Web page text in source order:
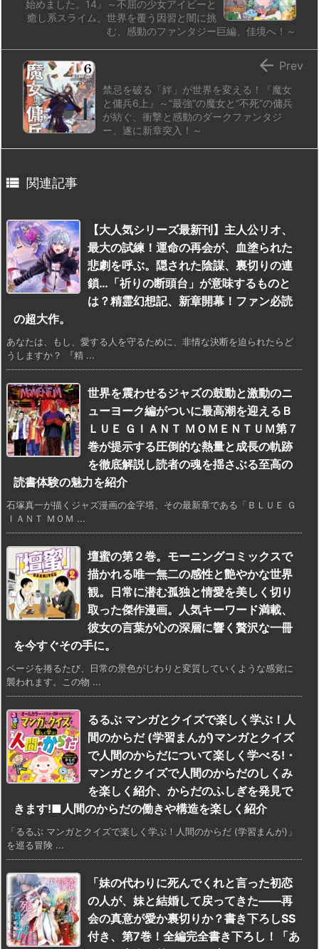
始めました。14』～不屈の少女アイビーと
癒し系スライム、世界を覆う因習と闇に挑
む、感動のファンタジー巨編、佳境へ！～
禁忌を破る「絆」が世界を変える！『魔女
と傭兵6上』～“最強”の魔女と“不死”の傭兵
が紡ぐ、衝撃と感動のダークファンタジ
ー、遂に新章突入！～
 Prev
 関連記事
【大人気シリーズ最新刊】主人公リオ、
最大の試練！運命の再会が、血塗られた
悲劇を呼ぶ。隠された陰謀、裏切りの連
鎖…「祈りの断頭台」が意味するものと
は？精霊幻想記、新章開幕！ファン必読
の超大作。
あなたは、もし、愛する人を守るために、非情な決断を迫られたらど
うしますか？ 『精 ...
世界を震わせるジャズの鼓動と激動のニ
ューヨーク編がついに最高潮を迎えるＢ
ＬＵＥ ＧＩＡＮＴ ＭＯＭＥＮＴＵＭ第７
巻が提示する圧倒的な熱量と成長の軌跡
を徹底解説し読者の魂を揺さぶる至高の
読書体験の魅力を紹介
石塚真一が描くジャズ漫画の金字塔、その最新章である「ＢＬＵＥ Ｇ
ＩＡＮＴ ＭＯＭ ...
壇蜜の第２巻。モーニングコミックスで
描かれる唯一無二の感性と艶やかな世界
観。日常に潜む孤独と情愛を美しく切り
取った傑作漫画。人気キーワード満載、
彼女の言葉が心の深層に響く贅沢な一冊
を今すぐその手に。
ページを捲るたび、日常の景色がじわりと変質していくような感覚に
襲われます。この物 ...
るるぶ マンガとクイズで楽しく学ぶ！人
間のからだ (学習まんが)マンガとクイズ
で人間のからだについて楽しく学べる!・
マンガとクイズで人間のからだのしくみ
を楽しく紹介、からだのふしぎを発見で
きます!■人間のからだの働きや構造を楽しく紹介
「るるぶ マンガとクイズで楽しく学ぶ！人間のからだ (学習まんが)」
を巡る冒険 ...
「妹の代わりに死んでくれと言った初恋
の人が、妹と結婚して戻ってきた――再
会の真意が愛か裏切りか？書き下ろしSS
付き、第7巻！全編完全書き下ろし！「あ